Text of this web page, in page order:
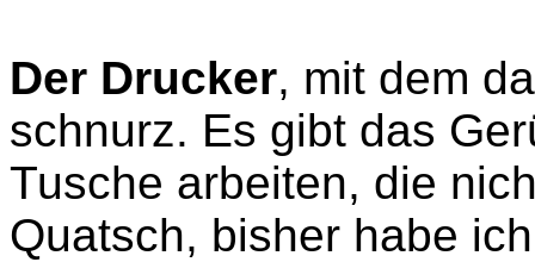
Der Drucker, mit dem
schnurz. Es gibt das
Tusche arbeiten, die
Quatsch, bisher habe